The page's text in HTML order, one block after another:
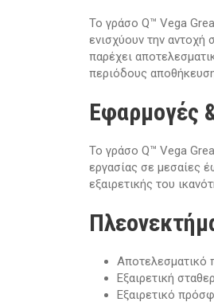
Το γράσο Q™ Vega
ενισχύουν την αντοχή
παρέχει
περιόδους
Εφαρμογές
Το γράσο Q™ Vega
εργασίας σε μεσαίες
εξαιρετικής του
Αποτελεσματικό
Εξαιρετική
Εξαιρετικό